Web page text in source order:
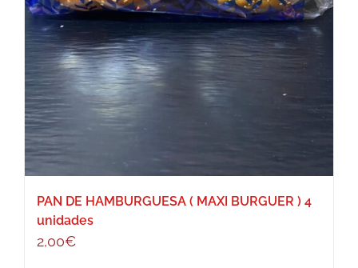
PAN DE HAMBURGUESA ( MAXI BURGUER ) 4
unidades
2,00€